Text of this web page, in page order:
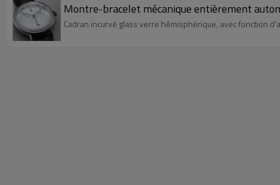
Montre-bracelet mécanique entièrement
Cadran incurvé glass verre hémisphérique, avec fonction